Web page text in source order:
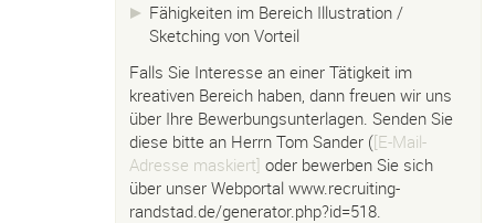
Fähigkeiten im Bereich Illustration /
Sketching von Vorteil
Falls Sie Interesse an einer Tätigkeit im
kreativen Bereich haben, dann freuen wir uns
über Ihre Bewerbungsunterlagen. Senden Sie
diese bitte an Herrn Tom Sander ([E-Mail-
Adresse maskiert] oder bewerben Sie sich
über unser Webportal www.recruiting-
randstad.de/generator.php?id=518.